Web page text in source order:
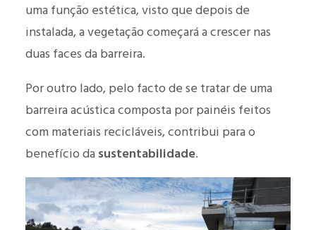
uma função estética, visto que depois de
instalada, a vegetação começará a crescer nas
duas faces da barreira.
Por outro lado, pelo facto de se tratar de uma
barreira acústica composta por painéis feitos
com materiais recicláveis, contribui para o
benefício da sustentabilidade.